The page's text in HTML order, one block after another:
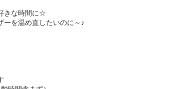
きな時間に☆
ーを温め直したいのに～♪